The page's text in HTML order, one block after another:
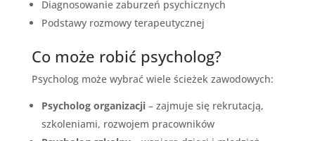
Diagnosowanie zaburzeń psychicznych
Podstawy rozmowy terapeutycznej
Co może robić psycholog?
Psycholog może wybrać wiele ścieżek zawodowych:
Psycholog organizacji– zajmuje się rekrutacją,
szkoleniami, rozwojem pracowników